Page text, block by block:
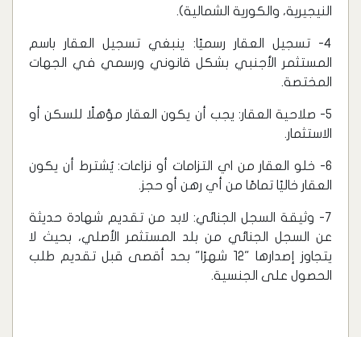
النيجيرية، والكورية الشمالية).
4- تسجيل العقار رسميًا: ينبغي تسجيل العقار باسم
المستثمر الأجنبي بشكل قانوني ورسمي في الجهات
المختصة.
5- صلاحية العقار: يجب أن يكون العقار مؤهلًا للسكن أو
الاستثمار.
6- خلو العقار من اي التزامات أو نزاعات: يُشترط أن يكون
العقار خاليًا تمامًا من أي رهن أو حجز.
7- وثيقة السجل الجنائي: لابد من تقديم شهادة حديثة
عن السجل الجنائي من بلد المستثمر الأصلي، بحيث لا
يتجاوز إصدارها "12 شهرًا" بحد أقصى قبل تقديم طلب
الحصول على الجنسية.